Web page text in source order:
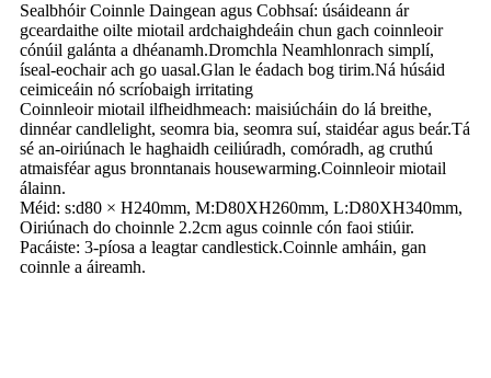
Sealbhóir Coinnle Daingean agus Cobhsaí: úsáideann ár
gceardaithe oilte miotail ardchaighdeáin chun gach coinnleoir
cónúil galánta a dhéanamh.Dromchla Neamhlonrach simplí,
íseal-eochair ach go uasal.Glan le éadach bog tirim.Ná húsáid
ceimiceáin nó scríobaigh irritating
Coinnleoir miotail ilfheidhmeach: maisiúcháin do lá breithe,
dinnéar candlelight, seomra bia, seomra suí, staidéar agus beár.Tá
sé an-oiriúnach le haghaidh ceiliúradh, comóradh, ag cruthú
atmaisféar agus bronntanais housewarming.Coinnleoir miotail
álainn.
Méid: s:d80 × H240mm, M:D80XH260mm, L:D80XH340mm,
Oiriúnach do choinnle 2.2cm agus coinnle cón faoi stiúir.
Pacáiste: 3-píosa a leagtar candlestick.Coinnle amháin, gan
coinnle a áireamh.